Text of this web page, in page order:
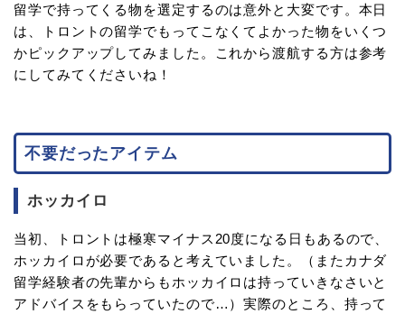
留学で持ってくる物を選定するのは意外と大変です。本日
は、トロントの留学でもってこなくてよかった物をいくつ
かピックアップしてみました。これから渡航する方は参考
にしてみてくださいね！
不要だったアイテム
ホッカイロ
当初、トロントは極寒マイナス20度になる日もあるので、
ホッカイロが必要であると考えていました。（またカナダ
留学経験者の先輩からもホッカイロは持っていきなさいと
アドバイスをもらっていたので…）実際のところ、持って